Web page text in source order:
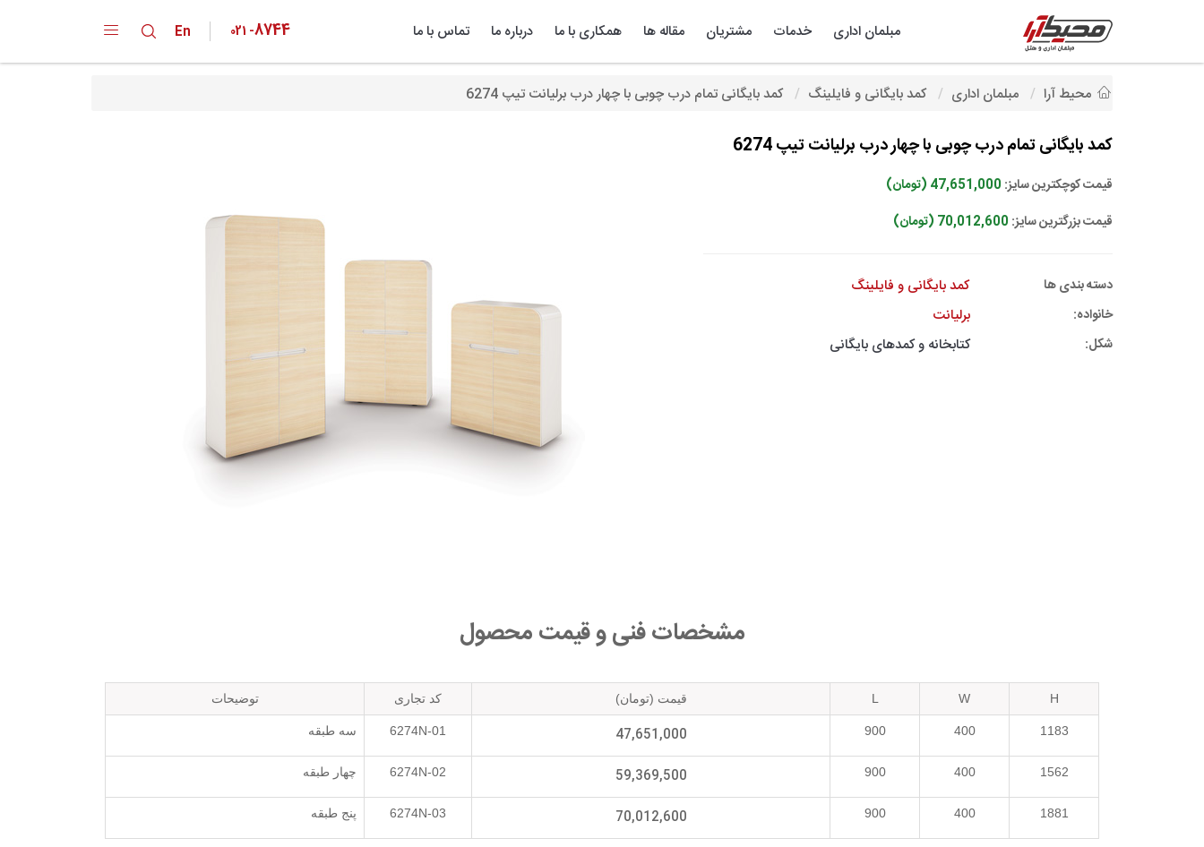
مبلمان اداری خدمات مشتریان مقاله ها همکاری با ما درباره ما تماس با ما En 021 -8744
محیط آرا مبلمان اداری کمد بایگانی و فایلینگ کمد بایگانی تمام درب چوبی با چهار درب برلیانت تیپ 6274
کمد بایگانی تمام درب چوبی با چهار درب برلیانت تیپ 6274
قیمت کوچکترین سایز: 47,651,000 (تومان)
قیمت بزرگترین سایز: 70,012,600 (تومان)
دسته بندی ها کمد بایگانی و فایلینگ
خانواده: برلیانت
شکل: کتابخانه و کمدهای بایگانی
مشخصات فنی و قیمت محصول
H
W
L قیمت (تومان) کد تجاری توضیحات
1183
400
900
47,651,000
6274N-01 سه طبقه
1562
400
900
59,369,500
6274N-02 چهار طبقه
1881
400
900
70,012,600
6274N-03 پنج طبقه